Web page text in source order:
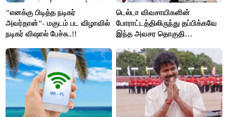
"எனக்கு பிடித்த நடிகர்
அவர்தான்"- மகுடம் பட விழாவில்
நடிகர் விஷால் பேச்சு..!!
டெல்டா விவசாயிகளின்
போராட்டத்திலிருந்து தப்பிக்கவே
இந்த அவசர தொகுதி
அரங்கேற்றுகிறார் முதலமைச்சர் -
திமுக ஐடி விங்..!!